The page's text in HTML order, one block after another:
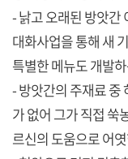
- 낡고 오래된 방앗간
대화사업을 통해 새
특별한 메뉴도 개발
- 방앗간의 주재료 중
가 없어 그가 직접 쑥
르신의 도움으로 어